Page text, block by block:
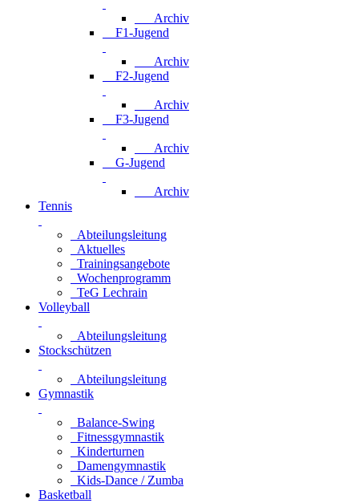
Archiv
F1-Jugend
Archiv
F2-Jugend
Archiv
F3-Jugend
Archiv
G-Jugend
Archiv
Tennis
Abteilungsleitung
Aktuelles
Trainingsangebote
Wochenprogramm
TeG Lechrain
Volleyball
Abteilungsleitung
Stockschützen
Abteilungsleitung
Gymnastik
Balance-Swing
Fitnessgymnastik
Kinderturnen
Damengymnastik
Kids-Dance / Zumba
Basketball